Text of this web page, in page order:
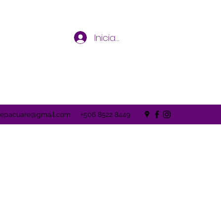
Iniciar sesión
+506 8522 8449